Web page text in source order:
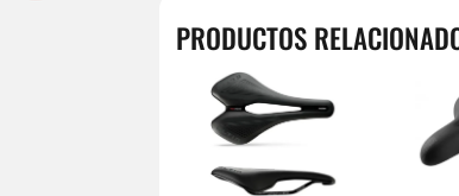
PRODUCTOS